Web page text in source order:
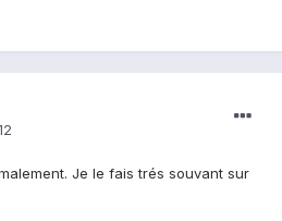
Je le fais trés souvant sur